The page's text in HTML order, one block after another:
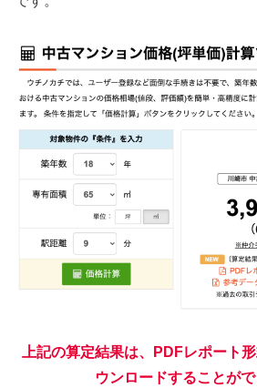
上記の算定結果は、PDFレポート
ウンロードすることがで